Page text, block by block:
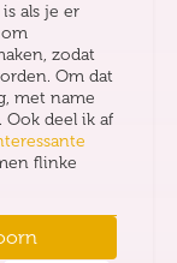
als je er
zodat
Om dat
met name
deel ik af
flinke